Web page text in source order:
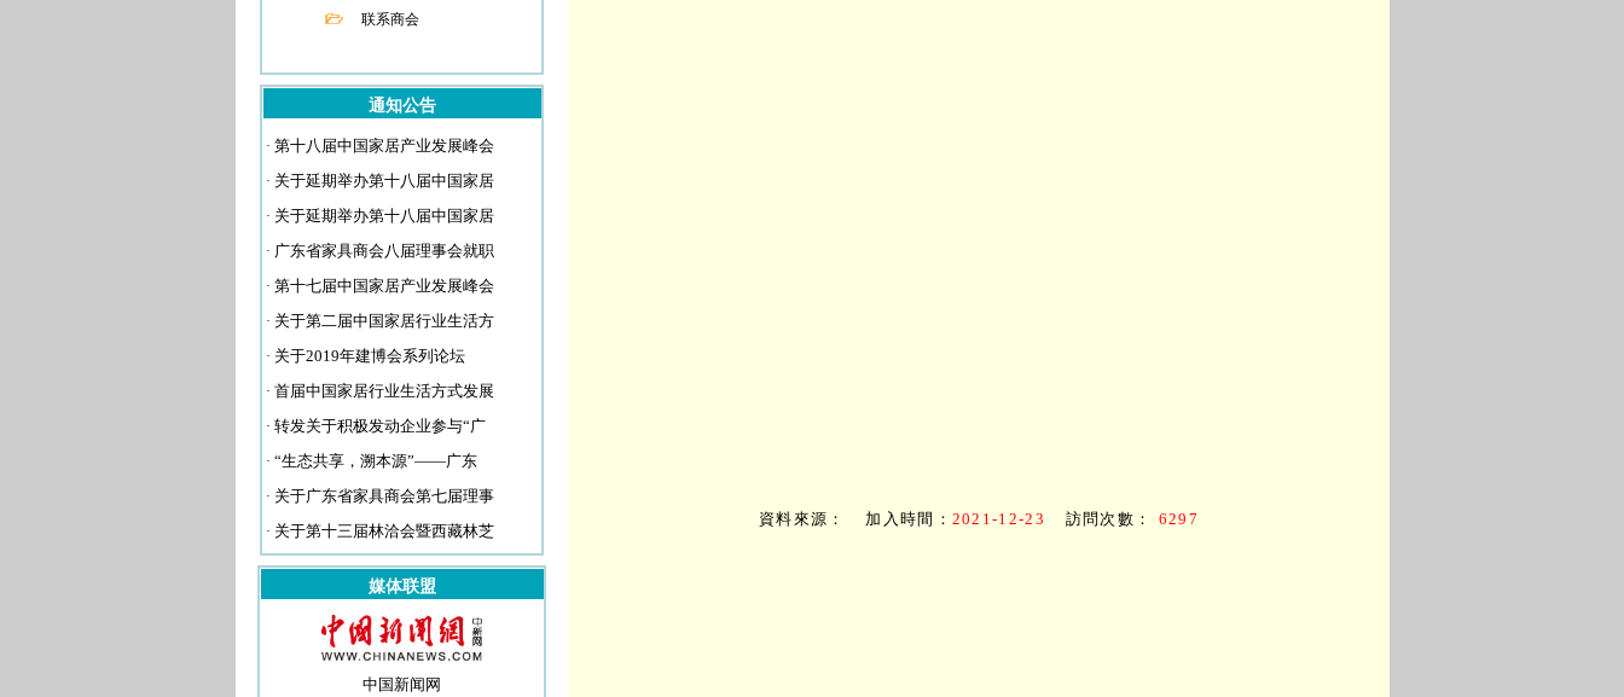
联系商会
通知公告
· 第十八届中国家居产业发展峰会
· 关于延期举办第十八届中国家居
· 关于延期举办第十八届中国家居
· 广东省家具商会八届理事会就职
· 第十七届中国家居产业发展峰会
· 关于第二届中国家居行业生活方
· 关于2019年建博会系列论坛
· 首届中国家居行业生活方式发展
· 转发关于积极发动企业参与“广
· “生态共享，溯本源”——广东
· 关于广东省家具商会第七届理事
· 关于第十三届林洽会暨西藏林芝
媒体联盟
中国新闻网
資料來源： 加入時間： 2021-12-23 訪問次數： 6297